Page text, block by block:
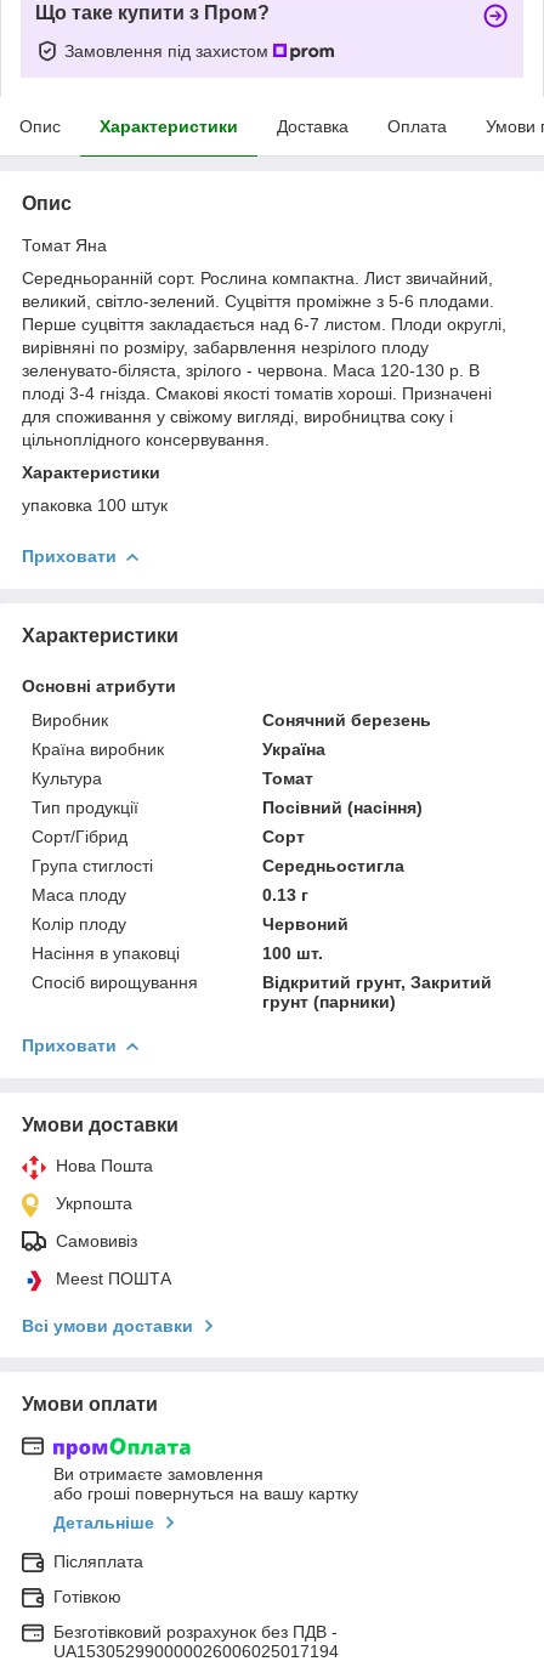
Що таке купити з Пром?
Замовлення під захистом
Опис Характеристики Доставка Оплата Умови
Опис
Томат Яна
Середньоранній сорт. Рослина компактна. Лист звичайний,
великий, світло-зелений. Суцвіття проміжне з 5-6 плодами.
Перше суцвіття закладається над 6-7 листом. Плоди округлі,
вирівняні по розміру, забарвлення незрілого плоду
зеленувато-біляста, зрілого - червона. Маса 120-130 р. В
плоді 3-4 гнізда. Смакові якості томатів хороші. Призначені
для споживання у свіжому вигляді, виробництва соку і
цільноплідного консервування.
Характеристики
упаковка 100 штук
Приховати
Характеристики
Основні атрибути
Виробник
Сонячний березень
Країна виробник
Україна
Культура
Томат
Тип продукції
Посівний (насіння)
Сорт/Гібрид
Сорт
Група стиглості
Середньостигла
Маса плоду
0.13 г
Колір плоду
Червоний
Насіння в упаковці
100 шт.
Спосіб вирощування
Відкритий грунт, Закритий
грунт (парники)
Приховати
Умови доставки
Нова Пошта
Укрпошта
Самовивіз
Meest ПОШТА
Всі умови доставки
Умови оплати
Ви отримаєте замовлення
або гроші повернуться на вашу картку
Детальніше
Післяплата
Готівкою
Безготівковий розрахунок без ПДВ -
UA153052990000026006025017194